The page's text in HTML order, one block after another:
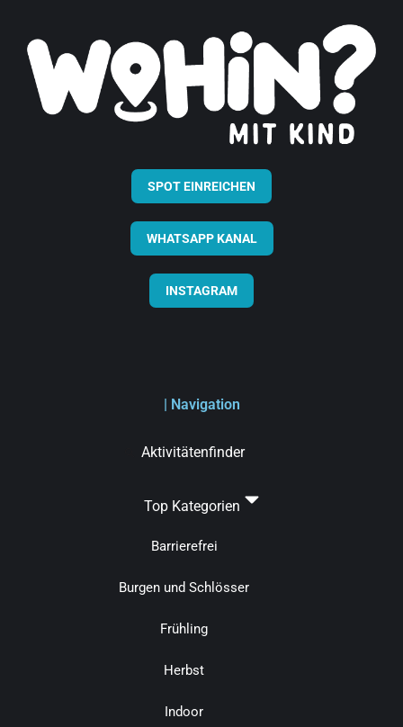
SPOT EINREICHEN
WHATSAPP KANAL
INSTAGRAM
| Navigation
Aktivitätenfinder
Top Kategorien
Barrierefrei
Burgen und Schlösser
Frühling
Herbst
Indoor